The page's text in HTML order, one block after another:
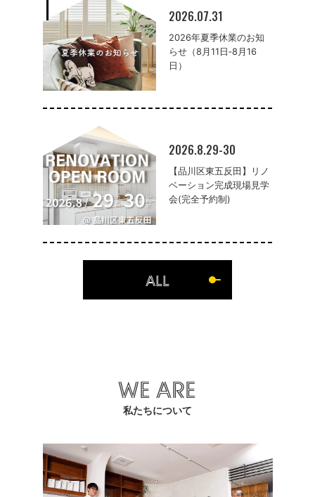
2026.07.31
2026年夏季休業のお知
らせ（8月11日‐8月16
日）
2026.8.29-30
【品川区東五反田】リノ
ベーション完成現場見学
会(完全予約制)
ALL
WE ARE
私たちについて